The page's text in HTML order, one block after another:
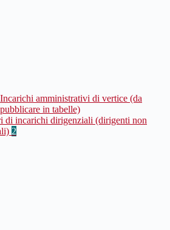
Incarichi amministrativi di vertice (da
pubblicare in tabelle)
di incarichi dirigenziali (dirigenti non
2